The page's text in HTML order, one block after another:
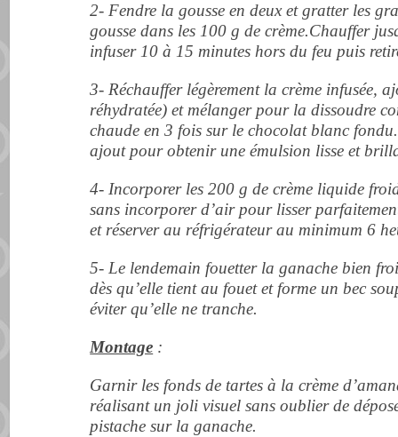
2- Fendre la gousse en deux et gratter les
gousse dans les 100 g de crème.Chauffer
infuser 10 à 15 minutes hors du feu puis
3- Réchauffer légèrement la crème infusée,
réhydratée) et mélanger pour la dissoudre
chaude en 3 fois sur le chocolat blanc
ajout pour obtenir une émulsion lisse et
4- Incorporer les 200 g de crème liquide
sans incorporer d’air pour lisser
et réserver au réfrigérateur au minimum 6
5- Le lendemain fouetter la ganache bien
dès qu’elle tient au fouet et forme un bec
éviter qu’elle ne tranche.
Montage :
Garnir les fonds de tartes à la crème
réalisant un joli visuel sans oublier de
pistache sur la ganache.